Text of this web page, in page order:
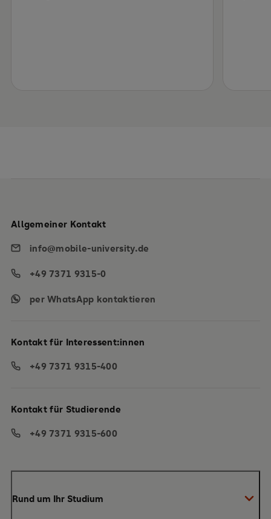
Rund um Ihr Studium
Allgemeiner Kontakt
info@mobile-university.de
+49 7371 9315-0
per WhatsApp kontaktieren
Kontakt für Interessent:innen
+49 7371 9315-400
Kontakt für Studierende
+49 7371 9315-600